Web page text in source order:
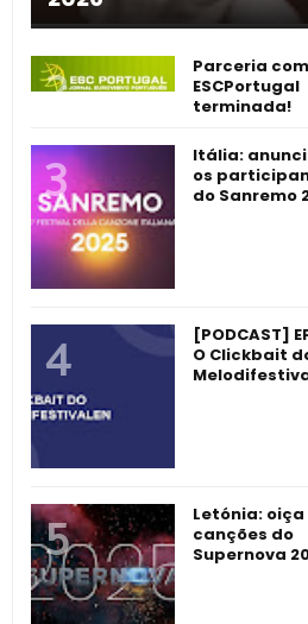
Parceria
ESCPortugal
terminada!
Itália:
os
do Sanremo
[PODCAST]
O Clickbait
Letónia: oiça
canções do
Supernova